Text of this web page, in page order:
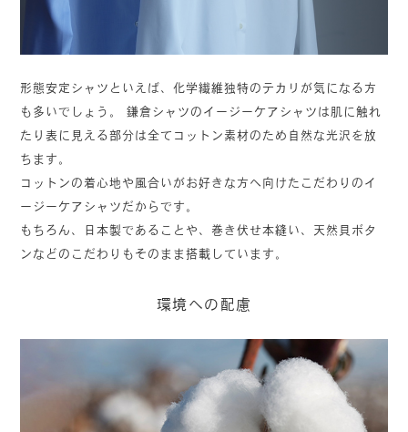
形態安定シャツといえば、化学繊維独特のテカリが気になる方
も多いでしょう。 鎌倉シャツのイージーケアシャツは肌に触れ
たり表に見える部分は全てコットン素材のため自然な光沢を放
ちます。
コットンの着心地や風合いがお好きな方へ向けたこだわりのイ
ージーケアシャツだからです。
もちろん、日本製であることや、巻き伏せ本縫い、天然貝ボタ
ンなどのこだわりもそのまま搭載しています。
環境への配慮